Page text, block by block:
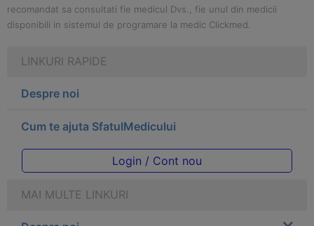
recomandat sa consultati fie medicul Dvs., fie unul din medicii
disponibili in sistemul de programare la medic Clickmed.
LINKURI RAPIDE
Despre noi
Cum te ajuta SfatulMedicului
Login / Cont nou
MAI MULTE LINKURI